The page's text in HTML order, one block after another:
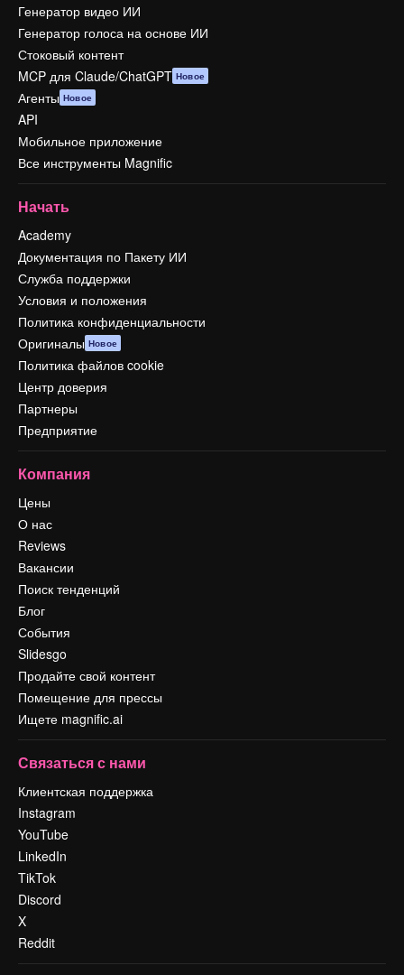
Генератор видео ИИ
Генератор голоса на основе ИИ
Стоковый контент
MCP для Claude/ChatGPT Новое
Агенты Новое
API
Мобильное приложение
Все инструменты Magnific
Начать
Academy
Документация по Пакету ИИ
Служба поддержки
Условия и положения
Политика конфиденциальности
Оригиналы Новое
Политика файлов cookie
Центр доверия
Партнеры
Предприятие
Компания
Цены
О нас
Reviews
Вакансии
Поиск тенденций
Блог
События
Slidesgo
Продайте свой контент
Помещение для прессы
Ищете magnific.ai
Связаться с нами
Клиентская поддержка
Instagram
YouTube
LinkedIn
TikTok
Discord
X
Reddit